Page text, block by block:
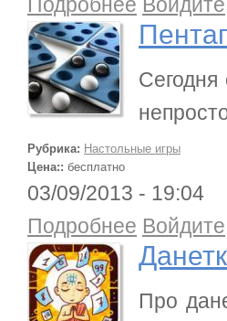
Рубрика: Настольные игры
Цена:: бесплатно
03/09/2013 - 19:04
Подробнее о Данетки на
Войдите
Про